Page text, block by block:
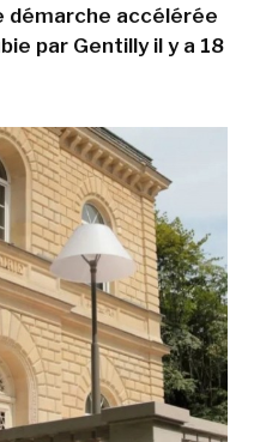
démarche accélérée
par Gentilly il y a 18